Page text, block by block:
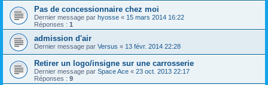
Pas de concessionnaire chez moi
Dernier message par hyosse « 15 mars 2014 16:22
Réponses : 1
admission d'air
Dernier message par Versus « 13 févr. 2014 22:28
Retirer un logo/insigne sur une carrosserie
Dernier message par Space Ace « 23 oct. 2013 22:17
Réponses : 9